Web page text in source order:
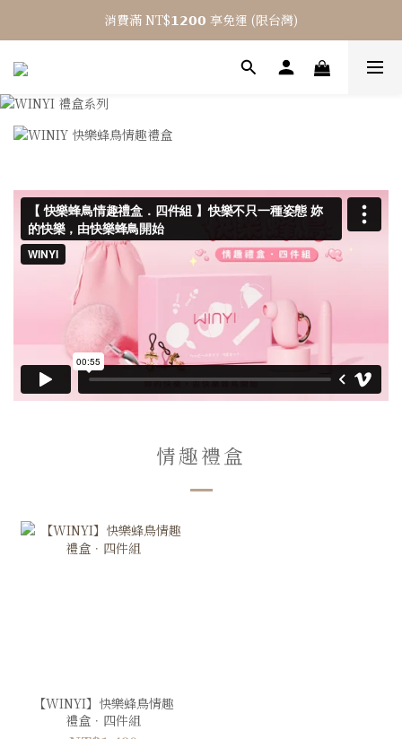
⎯ 𝟴 月活動 WINYI 七夕愉悅月⎯
消費滿 NT$𝟭𝟮𝟬𝟬 享免運 (限台灣)
結帳輸入優惠碼「𝟳𝟳𝟳」單筆現折 $𝟳𝟬
情趣禮盒
【WINYI】快樂蜂鳥情趣
禮盒．四件組